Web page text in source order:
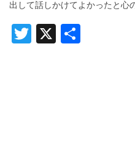
出して話しかけてよかったと心
Twitter
X